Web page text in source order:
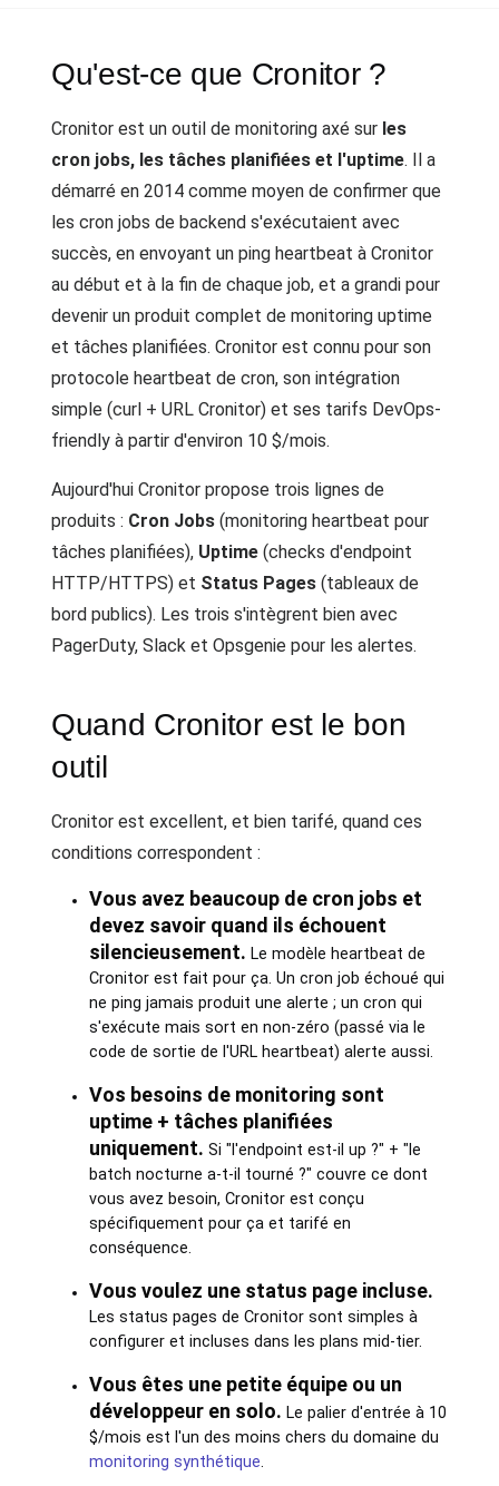
Qu'est-ce que Cronitor ?
Cronitor est un outil de monitoring axé sur les
cron jobs, les tâches planifiées et l'uptime. Il a
démarré en 2014 comme moyen de confirmer que
les cron jobs de backend s'exécutaient avec
succès, en envoyant un ping heartbeat à Cronitor
au début et à la fin de chaque job, et a grandi pour
devenir un produit complet de monitoring uptime
et tâches planifiées. Cronitor est connu pour son
protocole heartbeat de cron, son intégration
simple (curl + URL Cronitor) et ses tarifs DevOps-
friendly à partir d'environ 10 $/mois.
Aujourd'hui Cronitor propose trois lignes de
produits : Cron Jobs (monitoring heartbeat pour
tâches planifiées), Uptime (checks d'endpoint
HTTP/HTTPS) et Status Pages (tableaux de
bord publics). Les trois s'intègrent bien avec
PagerDuty, Slack et Opsgenie pour les alertes.
Quand Cronitor est le bon
outil
Cronitor est excellent, et bien tarifé, quand ces
conditions correspondent :
Vous avez beaucoup de cron jobs et
devez savoir quand ils échouent
silencieusement. Le modèle heartbeat de
Cronitor est fait pour ça. Un cron job échoué qui
ne ping jamais produit une alerte ; un cron qui
s'exécute mais sort en non-zéro (passé via le
code de sortie de l'URL heartbeat) alerte aussi.
Vos besoins de monitoring sont
uptime + tâches planifiées
uniquement. Si "l'endpoint est-il up ?" + "le
batch nocturne a-t-il tourné ?" couvre ce dont
vous avez besoin, Cronitor est conçu
spécifiquement pour ça et tarifé en
conséquence.
Vous voulez une status page incluse.
Les status pages de Cronitor sont simples à
configurer et incluses dans les plans mid-tier.
Vous êtes une petite équipe ou un
développeur en solo. Le palier d'entrée à 10
$/mois est l'un des moins chers du domaine du
monitoring synthétique.